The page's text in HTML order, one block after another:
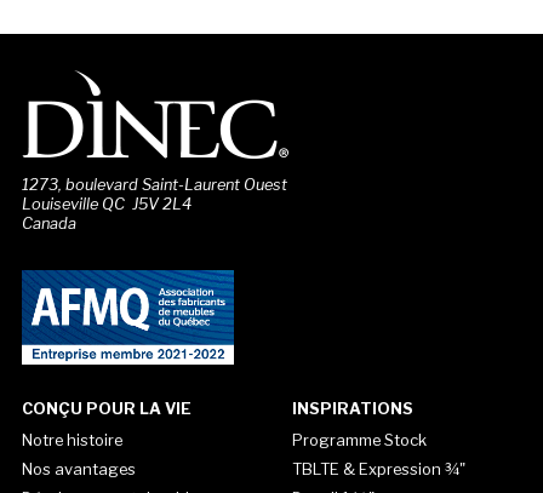
1273, boulevard Saint-Laurent Ouest
Louiseville QC J5V 2L4
Canada
CONÇU POUR LA VIE
Notre histoire
Nos avantages
INSPIRATIONS
Programme Stock
TBLTE & Expression ¾"